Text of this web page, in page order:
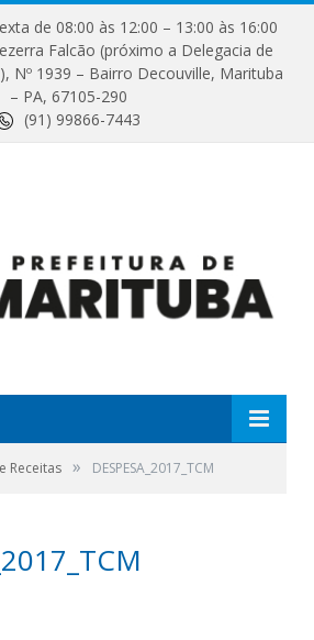
de 08:00 às 12:00 – 13:00 às 16:00
Falcão (próximo a Delegacia de
Nº 1939 – Bairro Decouville, Marituba
– PA, 67105-290
(91) 99866-7443
Receitas » DESPESA_2017_TCM